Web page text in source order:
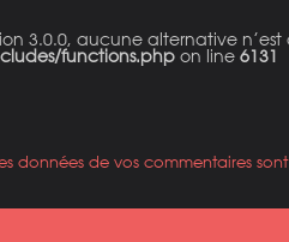
3.0.0, aucune alternative
functions.php on line 6131
données de vos commentaires